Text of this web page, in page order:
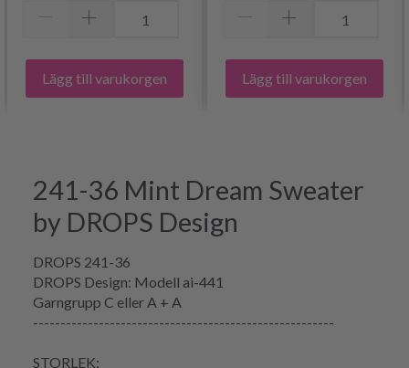
Lägg till varukorgen Lägg till varukorgen
241-36 Mint Dream Sweater
by DROPS Design
DROPS 241-36
DROPS Design: Modell ai-441
Garngrupp C eller A + A
-------------------------------------------------------
STORLEK: